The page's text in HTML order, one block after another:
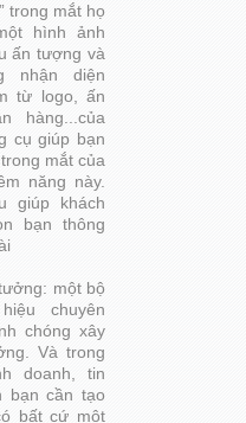
trong mắt họ
hình ảnh
ấn tượng và
nhận diện
từ logo, ấn
hàng...của
cụ giúp bạn
mắt của
năng này.
giúp khách
bạn thông
một bộ
chuyên
chóng xây
Và trong
doanh, tin
bạn cần tạo
bất cứ một